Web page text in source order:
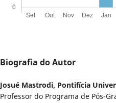
Biografia do Autor
Josué Mastrodi, Pontifícia
Professor do Programa de Pós-